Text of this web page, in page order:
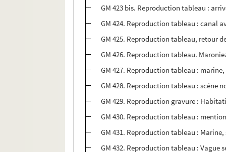
GM 423 bis. Reproduction tableau :
GM 424. Reproduction tableau : canal
GM 425. Reproduction tableau, retour
GM 426. Reproduction tableau.
GM 427. Reproduction tableau :
GM 428. Reproduction tableau : scène
GM 429. Reproduction gravure :
GM 430. Reproduction tableau :
GM 431. Reproduction tableau :
GM 432. Reproduction tableau : Vague